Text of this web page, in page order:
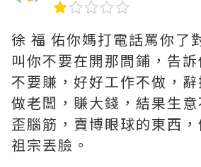
徐 福 佑你媽打電話罵你了
叫你不要在開那間鋪，告
不要賺，好好工作不做，
做老闆，賺大錢，結果生
歪腦筋，賣博眼球的東西
祖宗丟臉。